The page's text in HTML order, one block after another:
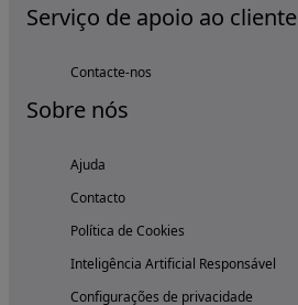
Serviço de apoio ao cliente
Contacte-nos
Sobre nós
Ajuda
Contacto
Política de Cookies
Inteligência Artificial Responsável
Configurações de privacidade